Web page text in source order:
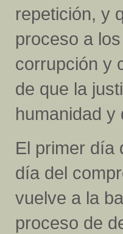
repetición, y
proceso a
corrupción y
de que la
humanidad y
El primer día
día del
vuelve a la
proceso de